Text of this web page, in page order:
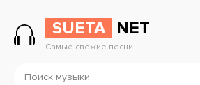
SUETA NET
Самые свежие песни